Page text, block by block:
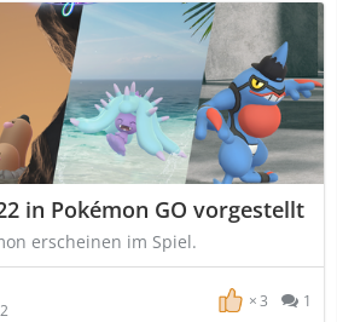
in Pokémon GO vorgestellt
erscheinen im Spiel.
3 1